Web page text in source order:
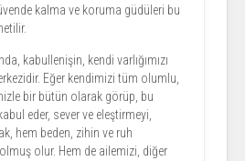
kalma ve koruma güdüleri bu
kabullenişin, kendi varlığımızı
Eğer kendimizi tüm olumlu,
bir bütün olarak görüp, bu
eder, sever ve eleştirmeyi,
hem beden, zihin ve ruh
olmuş olur. Hem de ailemizi, diğer